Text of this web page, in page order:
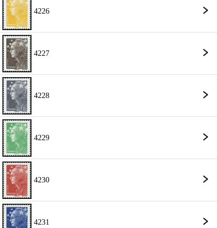
4226
4227
4228
4229
4230
4231